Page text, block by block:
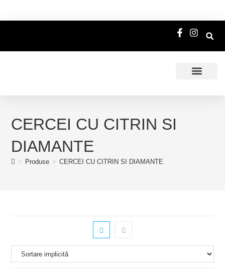
CERCEI CU CITRIN SI
DIAMANTE
> Produse > CERCEI CU CITRIN SI DIAMANTE